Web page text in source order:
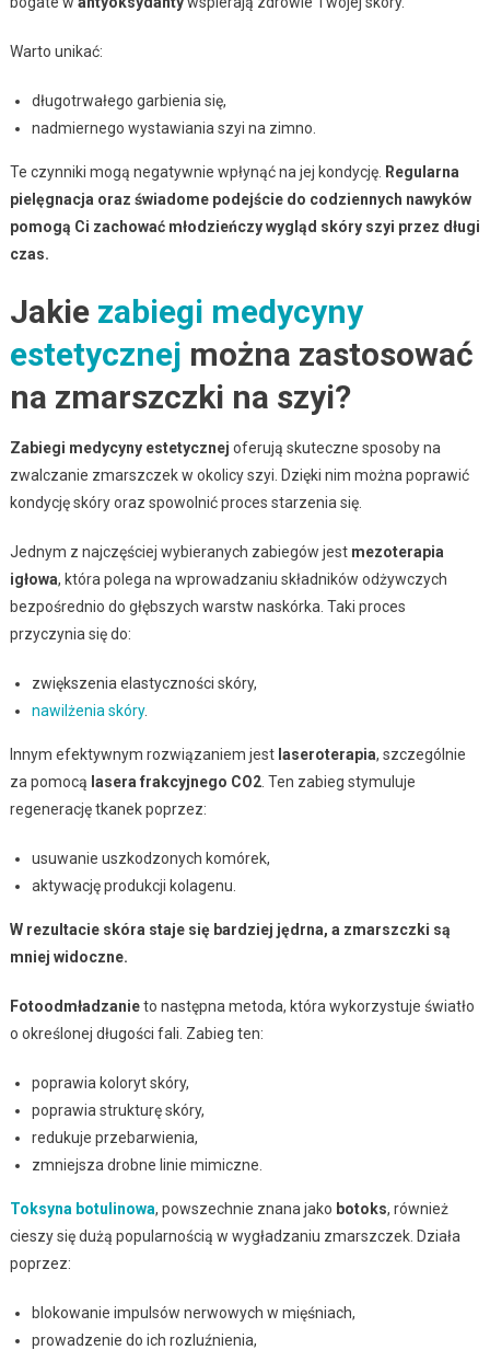
Warto unikać:
długotrwałego garbienia się,
nadmiernego wystawiania szyi na zimno.
Te czynniki mogą negatywnie wpłynąć na jej kondycję. Regularna
pielęgnacja oraz świadome podejście do codziennych nawyków
pomogą Ci zachować młodzieńczy wygląd skóry szyi przez długi
czas.
Jakie zabiegi medycyny
estetycznej można zastosować
na zmarszczki na szyi?
Zabiegi medycyny estetycznej oferują skuteczne sposoby na
zwalczanie zmarszczek w okolicy szyi. Dzięki nim można poprawić
kondycję skóry oraz spowolnić proces starzenia się.
Jednym z najczęściej wybieranych zabiegów jest mezoterapia
igłowa, która polega na wprowadzaniu składników odżywczych
bezpośrednio do głębszych warstw naskórka. Taki proces
przyczynia się do:
zwiększenia elastyczności skóry,
nawilżenia skóry.
Innym efektywnym rozwiązaniem jest laseroterapia, szczególnie
za pomocą lasera frakcyjnego CO2. Ten zabieg stymuluje
regenerację tkanek poprzez:
usuwanie uszkodzonych komórek,
aktywację produkcji kolagenu.
W rezultacie skóra staje się bardziej jędrna, a zmarszczki są
mniej widoczne.
Fotoodmładzanieto następna metoda, która wykorzystuje światło
o określonej długości fali. Zabieg ten:
poprawia koloryt skóry,
poprawia strukturę skóry,
redukuje przebarwienia,
zmniejsza drobne linie mimiczne.
Toksyna botulinowa, powszechnie znana jako botoks, również
cieszy się dużą popularnością w wygładzaniu zmarszczek. Działa
poprzez:
blokowanie impulsów nerwowych w mięśniach,
prowadzenie do ich rozluźnienia,